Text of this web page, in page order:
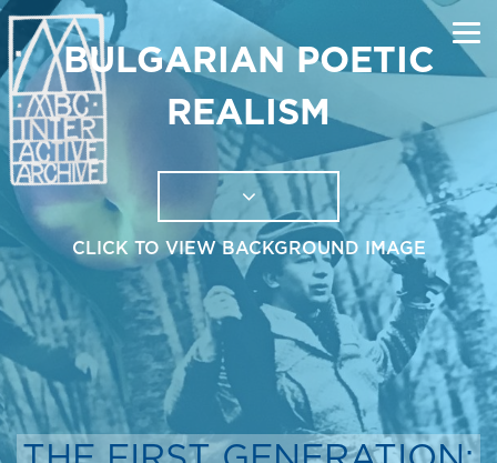
BULGARIAN POETIC
REALISM
CLICK TO VIEW BACKGROUND IMAGE